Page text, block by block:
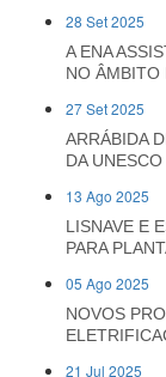
28 Set 2025
A ENA
NO ÂMBITO
27 Set 2025
ARRÁBIDA
DA UNESCO
13 Ago 2025
LISNAVE E
PARA
05 Ago 2025
NOVOS
21 Jul 2025